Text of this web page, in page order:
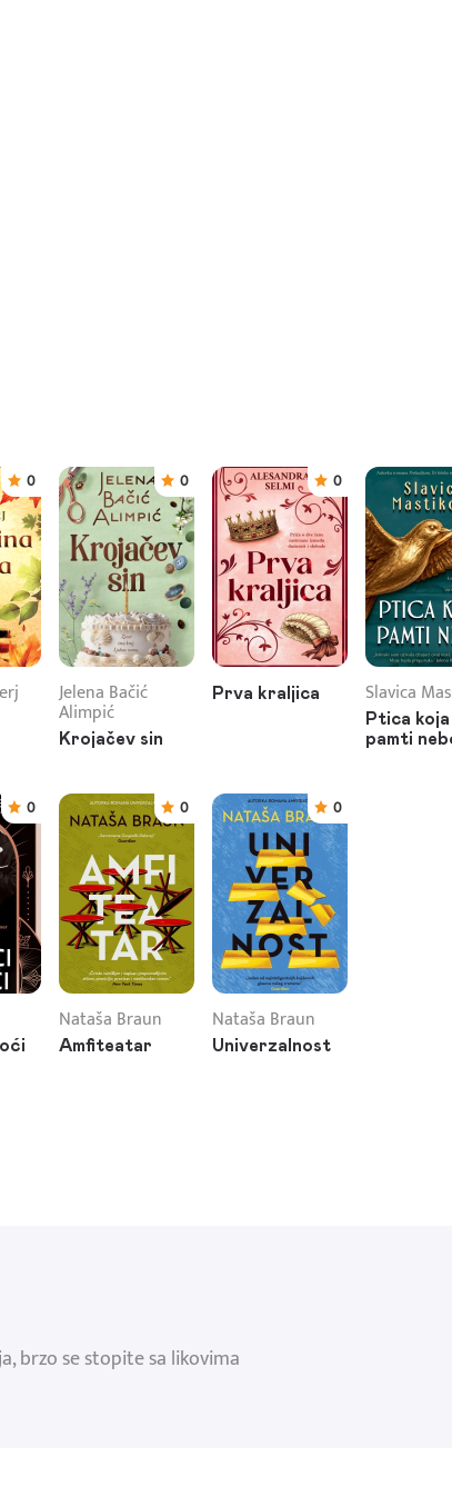
0 0
Jelena Bačić
Alimpić
Krojačev sin
0
Prva kraljica Slavica
Ptica koja
pamti
0 0
Nataša Braun
Amfiteatar
0
Nataša Braun
Univerzalnost
brzo se stopite sa likovima